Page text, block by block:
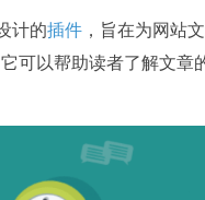
计的插件 ，旨在为网站
可以帮助读者了解文章